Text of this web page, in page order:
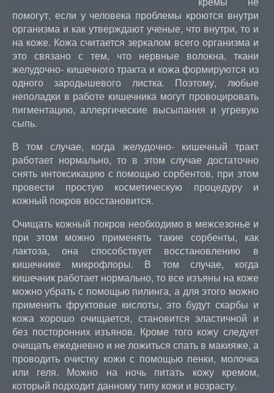
помогут, если у человека проблемы кроются внутри
организма и как утверждают ученые, что внутри, то и
на коже. Кожа считается зеркалом всего организма и
это связано с тем, что нервные волокна, ткани
желудочно- кишечного тракта и кожа формируются из
одного зародышевого листка. Поэтому, любые
неполадки в работе кишечника могут провоцировать
пигментацию, аллергические высыпания и угревую
сыпь.
В том случае, когда желудочно- кишечный тракт
работает нормально, то в этом случае достаточно
снять интоксикацию с помощью сорбентов, при этом
провести простую косметическую процедуру и
кожный покров восстановится.
Очищать кожный покров необходимо в межсезонье и
при этом можно применять такие сорбенты, как
лактоза, она способствует восстановлению в
кишечнике микрофлоры. В том случае, когда
кишечник работает нормально, то все изъяны на коже
можно убрать с помощью пилинга, а для этого можно
применить фруктовые кислоты, это будут скарбы и
кожа хорошо очищается, становится эластичной и
без посторонних изъянов. Кроме того кожу следует
очищать ежедневно и не ложиться спать в макияже, а
проводить очистку кожи с помощью пенки, молочка
или геля. Можно на ночь питать кожу кремом,
который подходит данному типу кожи и возрасту.